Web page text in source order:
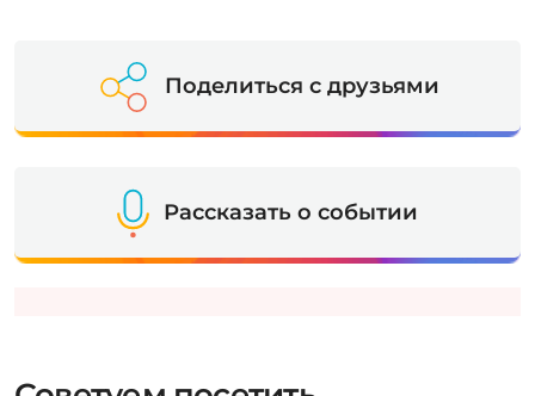
Поделиться с друзьями
Рассказать о событии